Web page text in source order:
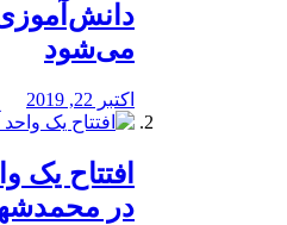
دانش‌آموزی
می‌شود
اکتبر 22, 2019
افتتاح یک
در